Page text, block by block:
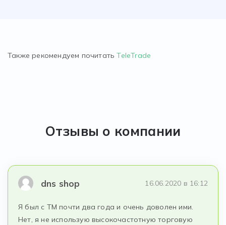
Также рекомендуем почитатьTeleTrade
Отзывы о компании
dns shop 16.06.2020 в 16:12
Я был с TM почти два года и очень доволен ими.
Нет, я не использую высокочастотную торговую